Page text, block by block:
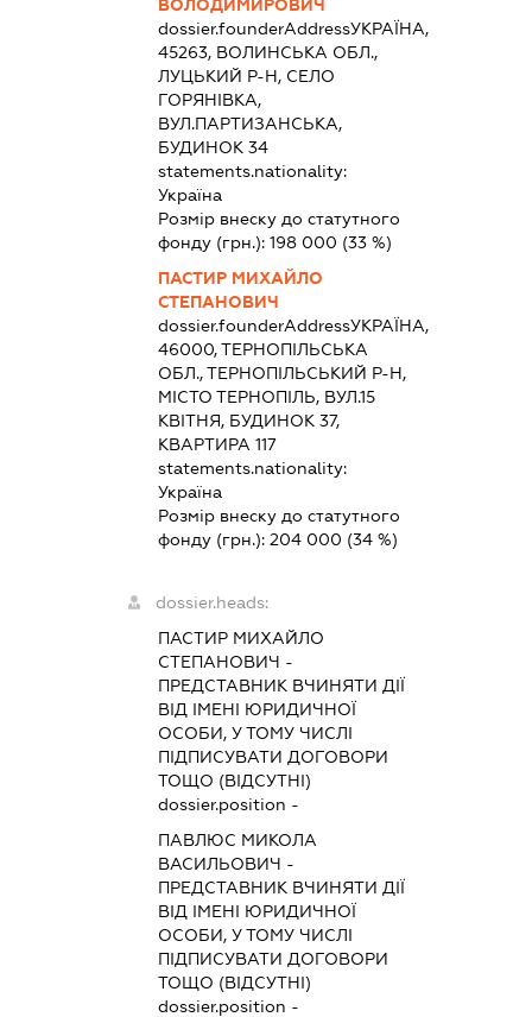
ВОЛОДИМИРОВИЧ
dossier.founderAddressУКРАЇНА,
45263, ВОЛИНСЬКА ОБЛ.,
ЛУЦЬКИЙ Р-Н, СЕЛО
ГОРЯНІВКА,
ВУЛ.ПАРТИЗАНСЬКА,
БУДИНОК 34
statements.nationality:
Україна
Розмір внеску до статутного
фонду (грн.):198 000 (33 %)
ПАСТИР МИХАЙЛО
СТЕПАНОВИЧ
dossier.founderAddressУКРАЇНА,
46000, ТЕРНОПІЛЬСЬКА
ОБЛ., ТЕРНОПІЛЬСЬКИЙ Р-Н,
МІСТО ТЕРНОПІЛЬ, ВУЛ.15
КВІТНЯ, БУДИНОК 37,
КВАРТИРА 117
statements.nationality:
Україна
Розмір внеску до статутного
фонду (грн.):204 000 (34 %)
dossier.heads:
ПАСТИР МИХАЙЛО
СТЕПАНОВИЧ -
ПРЕДСТАВНИК ВЧИНЯТИ ДІЇ
ВІД ІМЕНІ ЮРИДИЧНОЇ
ОСОБИ, У ТОМУ ЧИСЛІ
ПІДПИСУВАТИ ДОГОВОРИ
ТОЩО (ВІДСУТНІ)
dossier.position -
ПАВЛЮС МИКОЛА
ВАСИЛЬОВИЧ -
ПРЕДСТАВНИК ВЧИНЯТИ ДІЇ
ВІД ІМЕНІ ЮРИДИЧНОЇ
ОСОБИ, У ТОМУ ЧИСЛІ
ПІДПИСУВАТИ ДОГОВОРИ
ТОЩО (ВІДСУТНІ)
dossier.position -